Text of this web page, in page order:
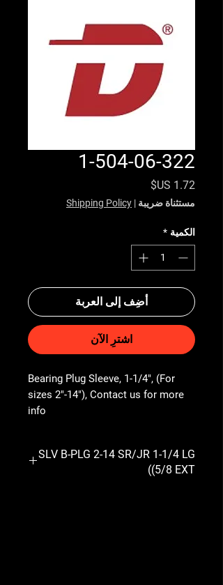
1-504-06-322
مستثناة ضريبة |
Shipping Policy
الكمية *
أضِف إلى العربة
اشترِ الآن
Bearing Plug Sleeve, 1-1/4", (For
sizes 2"-14"), Contact us for more
info
SLV B-PLG 2-14 SR/JR 1-1/4 LG
(5/8 EXT)